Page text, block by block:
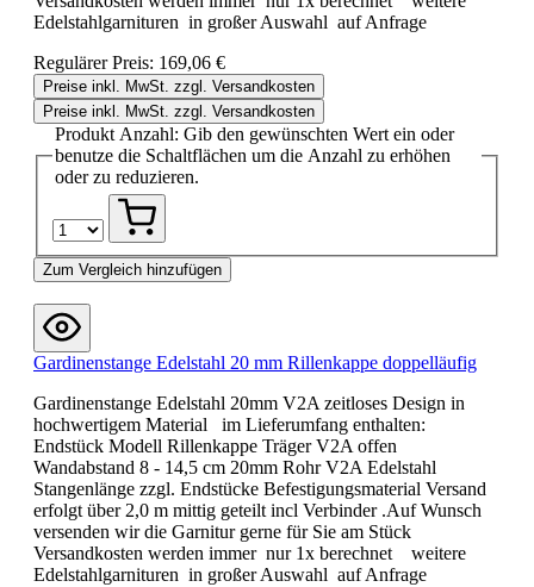
Edelstahlgarnituren in großer Auswahl auf Anfrage
Regulärer Preis: 169,06 €
Preise inkl. MwSt. zzgl. Versandkosten
Preise inkl. MwSt. zzgl. Versandkosten
Produkt Anzahl: Gib den gewünschten Wert ein oder
benutze die Schaltflächen um die Anzahl zu erhöhen
oder zu reduzieren.
Zum Vergleich hinzufügen
Gardinenstange Edelstahl 20 mm Rillenkappe doppelläufig
Gardinenstange Edelstahl 20mm V2A zeitloses Design in
hochwertigem Material im Lieferumfang enthalten:
Endstück Modell Rillenkappe Träger V2A offen
Wandabstand 8 - 14,5 cm 20mm Rohr V2A Edelstahl
Stangenlänge zzgl. Endstücke Befestigungsmaterial Versand
erfolgt über 2,0 m mittig geteilt incl Verbinder .Auf Wunsch
versenden wir die Garnitur gerne für Sie am Stück
Versandkosten werden immer nur 1x berechnet weitere
Edelstahlgarnituren in großer Auswahl auf Anfrage